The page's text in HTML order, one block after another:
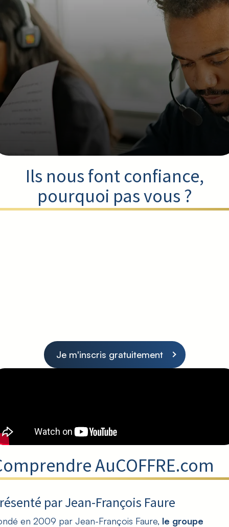
Besoin de renseignement ?
Nos conseillers sont à
votre service
Nous sommes à votre disposition pour
répondre à toutes vos questions !
Prendre RDV
Ils nous font confiance,
pourquoi pas vous ?
Je m'inscris gratuitement
AuCOFFRE.com
par Jean-François Faure
en 2009 par Jean-François Faure, le groupe